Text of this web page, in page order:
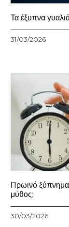
Τα έξυπνα
31/03/2026
Πρωινό
μύθος;
30/03/2026